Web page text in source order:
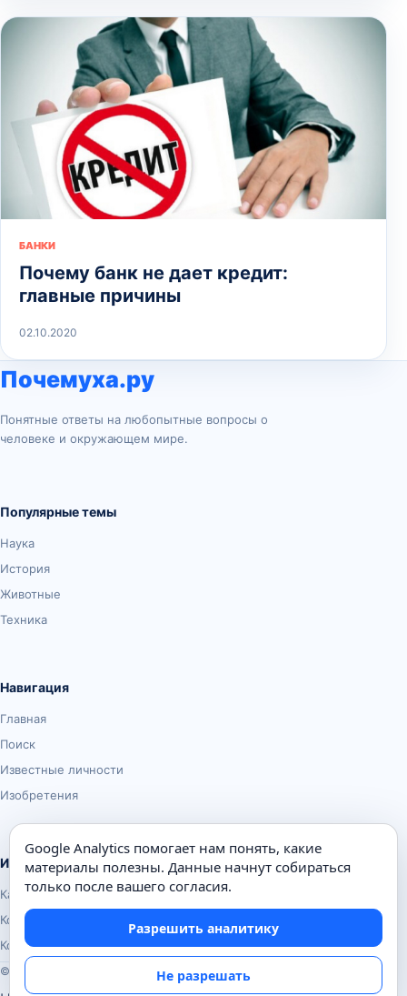
БАНКИ
Почему банк не дает кредит:
главные причины
02.10.2020
Почемуха.ру
Понятные ответы на любопытные вопросы о
человеке и окружающем мире.
Популярные темы
Наука
История
Животные
Техника
Навигация
Главная
Поиск
Известные личности
Изобретения
Информация
Карта сайта
Контакты
Конфиденциальность
© Почемуха.ру, 2010–2026
Google Analytics помогает нам понять, какие
материалы полезны. Данные начнут собираться
только после вашего согласия.
Разрешить аналитику
Не разрешать